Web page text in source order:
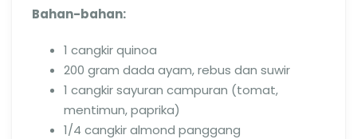
Bahan-bahan:
1 cangkir quinoa
200 gram dada ayam, rebus dan suwir
1 cangkir sayuran campuran (tomat,
mentimun, paprika)
1/4 cangkir almond panggang